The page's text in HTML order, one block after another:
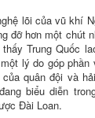
lõi của vũ khí
đỡ hơn một chút
Trung Quốc
lý do góp phần
quân đội và
biểu diễn
Đài Loan.